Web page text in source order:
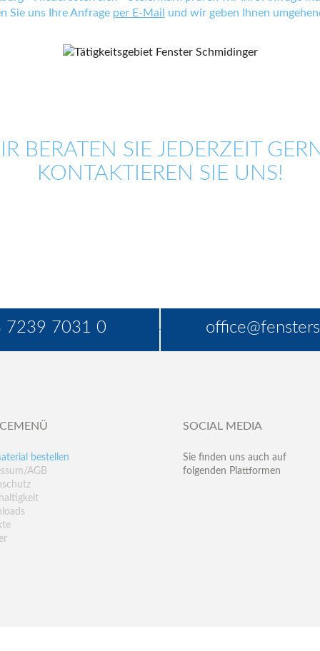
Sie uns Ihre Anfrage per E-Mail und wir geben Ihnen
BERATEN SIE JEDERZEIT
KONTAKTIEREN SIE UNS!
7239 7031 0
bestellen
AGB
SOCIAL MEDIA
Sie finden uns auch auf
folgenden Plattformen